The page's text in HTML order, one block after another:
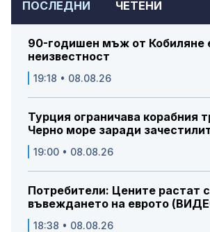
ПОСЛЕДНИ ЧЕТЕНИ
90-годишен мъж от Кобиляне
неизвестност
19:18 • 08.08.26
Турция ограничава корабния
Черно море заради
19:00 • 08.08.26
Потребители: Цените растат
въвеждането на еврото
18:38 • 08.08.26